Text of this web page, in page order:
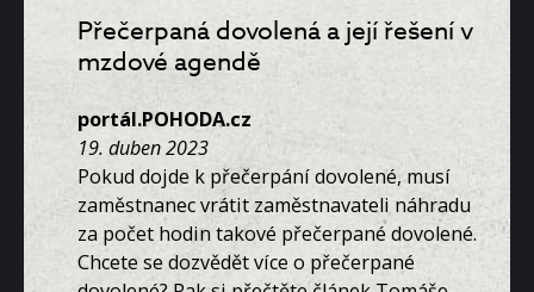
Přečerpaná dovolená a její řešení v
mzdové agendě
portál.POHODA.cz
19. duben 2023
Pokud dojde k přečerpání dovolené, musí
zaměstnanec vrátit zaměstnavateli náhradu
za počet hodin takové přečerpané dovolené.
Chcete se dozvědět více o přečerpané